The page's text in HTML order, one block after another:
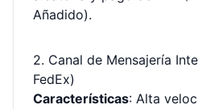
Añadido).
2. Canal de Mensajería
FedEx)
Características: Alta